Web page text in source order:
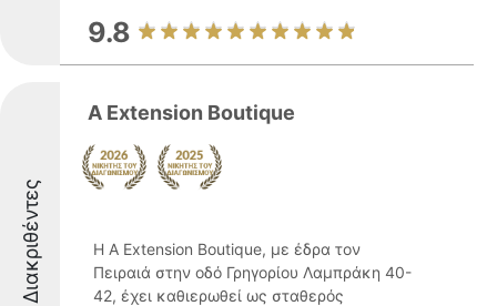
9.8
Διακριθέντες
A Extension Boutique
Η A Extension Boutique, με έδρα τον
Πειραιά στην οδό Γρηγορίου Λαμπράκη 40-
42, έχει καθιερωθεί ως σταθερός